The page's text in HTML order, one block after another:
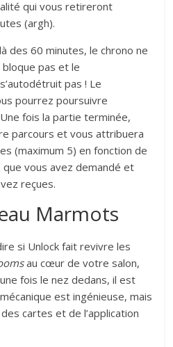
qui vous retireront
(argh).
des 60 minutes, le chrono ne
bloque pas et le
pas ! Le
pourrez poursuivre
fois la partie terminée,
parcours et vous attribuera
(maximum 5) en fonction de
vous avez demandé et
reçues.
Marmots
si Unlock fait revivre les
au cœur de votre salon,
fois le nez dedans, il est
est ingénieuse, mais
cartes et de l’application